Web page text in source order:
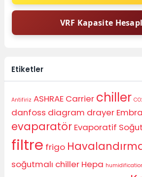
VRF Kapasite
Etiketler
Antifiriz ASHRAE Carrier chiller
danfoss diagram drayer
evaparatör Evaporatif
filtre frigo
soğutmalı chiller Hepa